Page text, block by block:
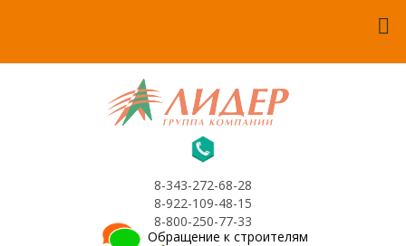
8-343-272-68-28
8-922-109-48-15
8-800-250-77-33
Обращение к строителям